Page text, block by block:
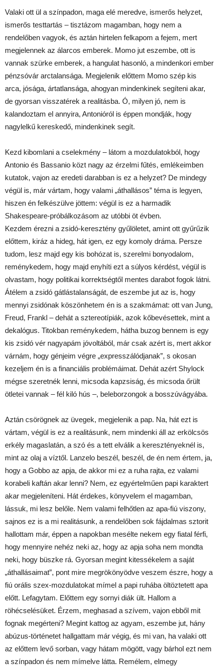
Valaki ott ül a színpadon, maga elé meredve, ismerős helyzet,
ismerős testtartás – tisztázom magamban, hogy nem a
rendelőben vagyok, és aztán hirtelen felkapom a fejem, mert
megjelennek az álarcos emberek. Momo jut eszembe, ott is
vannak szürke emberek, a hangulat hasonló, a mindenkori ember
pénzsóvár arctalansága. Megjelenik előttem Momo szép kis
arca, jósága, ártatlansága, ahogyan mindenkinek segíteni akar,
de gyorsan visszatérek a realitásba. Ó, milyen jó, nem is
kalandoztam el annyira, Antonióról is éppen mondják, hogy
nagylelkű kereskedő, mindenkinek segít.
Kezd kibomlani a cselekmény – látom a mozdulatokból, hogy
Antonio és Bassanio közt nagy az érzelmi fűtés, emlékeimben
kutatok, vajon az eredeti darabban is ez a helyzet? De mindegy
végül is, már vártam, hogy valami „áthallásos” téma is legyen,
hiszen én felkészülve jöttem: végül is ez a harmadik
Shakespeare-próbálkozásom az utóbbi öt évben.
Kezdem érezni a zsidó-keresztény gyűlöletet, amint ott gyűrűzik
előttem, kiráz a hideg, hát igen, ez egy komoly dráma. Persze
tudom, lesz majd egy kis bohózat is, szerelmi bonyodalom,
reménykedem, hogy majd enyhíti ezt a súlyos kérdést, végül is
olvastam, hogy politikai korrektségtől mentes darabot fogok látni.
Átélem a zsidó gátlástalanságát, de eszembe jut az is, hogy
mennyi zsidónak köszönhetem én is a szakmámat: ott van Jung,
Freud, Frankl – dehát a sztereotípiák, azok kőbevésettek, mint a
dekalógus. Titokban reménykedem, hátha buzog bennem is egy
kis zsidó vér nagyapám jóvoltából, már csak azért is, mert akkor
várnám, hogy génjeim végre „expresszálódjanak”, s okosan
kezeljem én is a financiális problémáimat. Dehát azért Shylock
mégse szeretnék lenni, micsoda kapzsiság, és micsoda őrült
ötletei vannak – fél kiló hús –, beleborzongok a bosszúvágyába.
Aztán csörögnek az üvegek, megjelenik a pap. Na, hát ezt is
vártam, végül is ez a realitásunk, nem mindenki áll az erkölcsös
erkély magaslatán, a szó és a tett elválik a keresztényeknél is,
mint az olaj a víztől. Lanzelo beszél, beszél, de én nem értem, ja,
hogy a Gobbo az apja, de akkor mi ez a ruha rajta, ez valami
korabeli kaftán akar lenni? Nem, ez egyértelműen papi karaktert
akar megjeleníteni. Hát érdekes, könyvelem el magamban,
lássuk, mi lesz belőle. Nem valami felhőtlen az apa-fiú viszony,
sajnos ez is a mi realitásunk, a rendelőben sok fájdalmas sztorit
hallottam már, éppen a napokban mesélte nekem egy fiatal férfi,
hogy mennyire nehéz neki az, hogy az apja soha nem mondta
neki, hogy büszke rá. Gyorsan megint kitessékelem a saját
„áthallásaimat”, pont mire megrökönyödve veszem észre, hogy a
fiú orális szex-mozdulatokat mímel a papi ruhába öltöztetett apa
előtt. Lefagytam. Előttem egy sornyi diák ült. Hallom a
röhécselésüket. Érzem, meghasad a szívem, vajon ebből mit
fognak megérteni? Megint kattog az agyam, eszembe jut, hány
abúzus-történetet hallgattam már végig, és mi van, ha valaki ott
az előttem levő sorban, vagy hátam mögött, vagy bárhol ezt nem
a színpadon és nem mímelve látta. Remélem, elmegy